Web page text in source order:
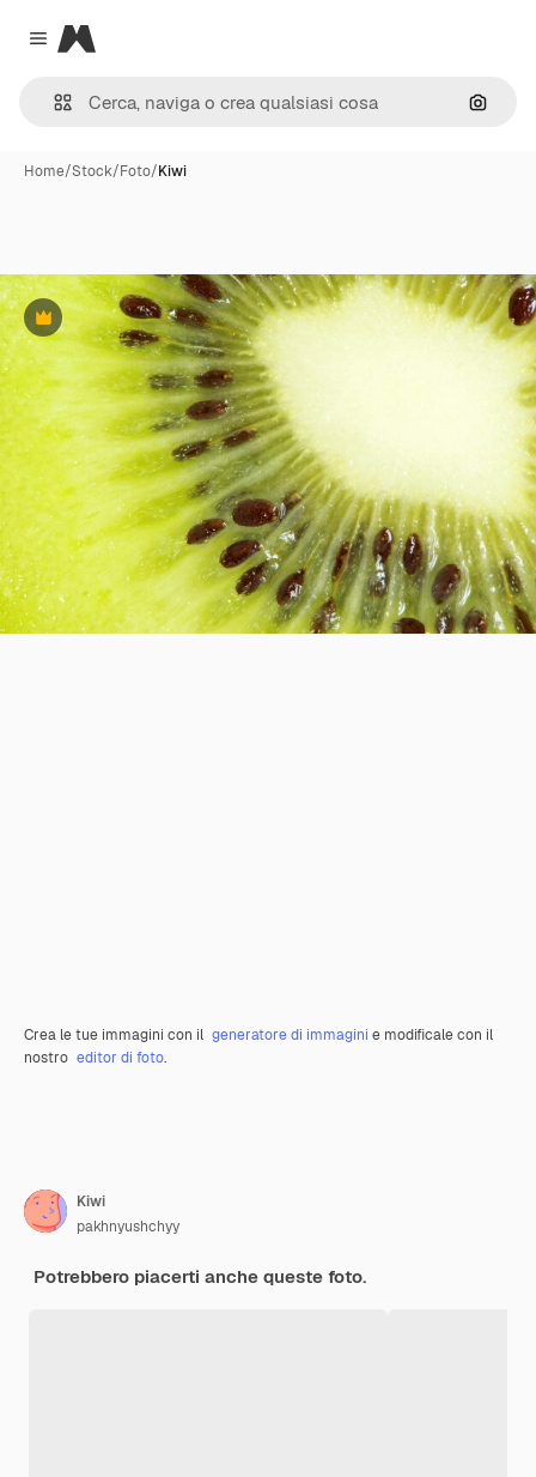
Close menu
Magnific
Cerca
Home/Stock/Foto/Kiwi
Premium
Crea le tue immagini con il generatore di immagini e modificale con il
nostro editor di foto.
Kiwi
pakhnyushchyy
Potrebbero piacerti anche queste foto.